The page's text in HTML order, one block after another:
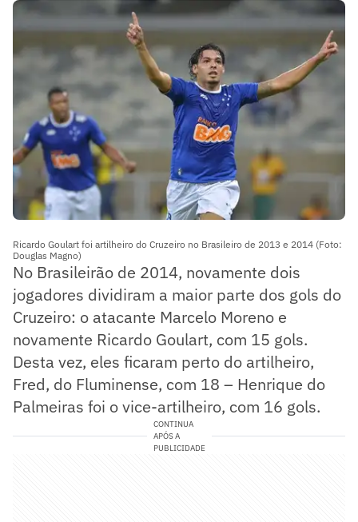
Ricardo Goulart foi artilheiro do Cruzeiro no Brasileiro de 2013 e 2014 (Foto:
Douglas Magno)
No Brasileirão de 2014, novamente dois
jogadores dividiram a maior parte dos gols do
Cruzeiro: o atacante Marcelo Moreno e
novamente Ricardo Goulart, com 15 gols.
Desta vez, eles ficaram perto do artilheiro,
Fred, do Fluminense, com 18 – Henrique do
Palmeiras foi o vice-artilheiro, com 16 gols.
CONTINUA
APÓS A
PUBLICIDADE